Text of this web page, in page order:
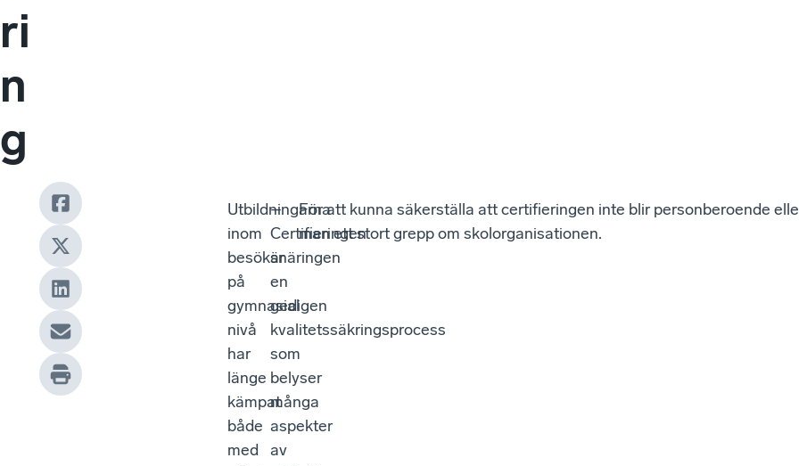
ri
n
g
Utbildningarna
inom
besöksnäringen
på
gymnasial
nivå
har
länge
kämpat
både
med
–
Certifieringen
är
en
gedigen
kvalitetssäkringsprocess
som
belyser
många
aspekter
av
För att kunna säkerställa att certifieringen inte blir personberoende
man ett stort grepp om skolorganisationen.